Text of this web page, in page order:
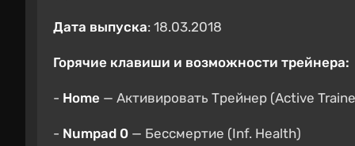
Дата выпуска: 18.03.2018
Горячие клавиши и возможности трейнера:
- Home — Активировать Трейнер (Active
- Numpad 0 — Бессмертие (Inf. Health)